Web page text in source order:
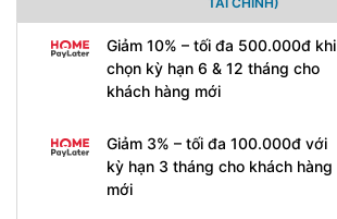
Giảm 10% – tối đa 500.000đ khi
chọn kỳ hạn 6 & 12 tháng cho
khách hàng mới
Giảm 3% – tối đa 100.000đ với
kỳ hạn 3 tháng cho khách hàng
mới